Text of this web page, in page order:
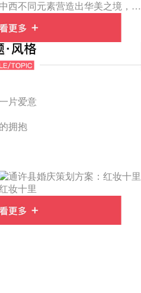
一场特别的新中式婚礼，融合中西不同元素营造出华美之境，有庄严浪漫的西式证婚，也有含蓄深情的中式感恩，从古典到现代，从前世到今生，爱，隽永铭刻。
妆十里